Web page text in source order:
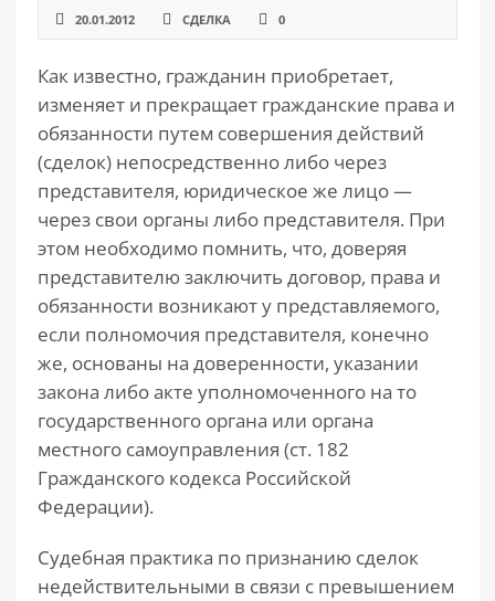
20.01.2012 СДЕЛКА 0
Как известно, гражданин приобретает,
изменяет и прекращает гражданские права и
обязанности путем совершения действий
(сделок) непосредственно либо через
представителя, юридическое же лицо —
через свои органы либо представителя. При
этом необходимо помнить, что, доверяя
представителю заключить договор, права и
обязанности возникают у представляемого,
если полномочия представителя, конечно
же, основаны на доверенности, указании
закона либо акте уполномоченного на то
государственного органа или органа
местного самоуправления (ст. 182
Гражданского кодекса Российской
Федерации).
Судебная практика по признанию сделок
недействительными в связи с превышением